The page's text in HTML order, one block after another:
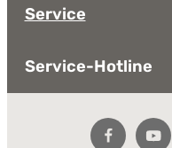
Service
Service-Hotline